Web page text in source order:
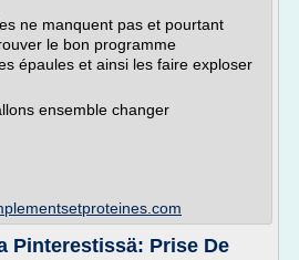
ne manquent pas et pourtant
le bon programme
épaules et ainsi les faire exploser
ensemble changer
Pinterestissä: Prise De